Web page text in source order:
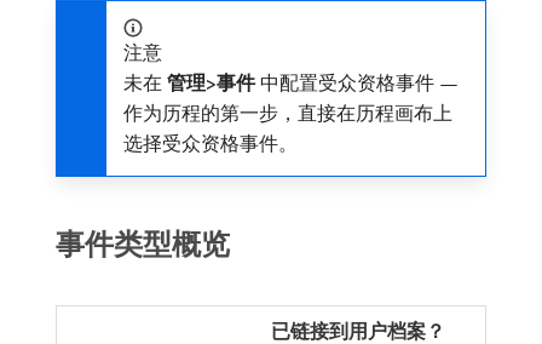
注意
未在​ 管理>事件​中配置受众资格事件 —
作为历程的第一步，直接在历程画布上
选择受众资格事件。
事件类型概览
已链接到用户档案？